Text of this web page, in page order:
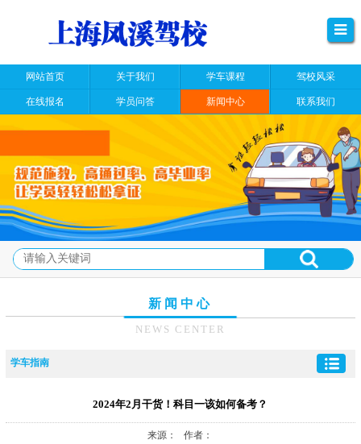
网站首页 关于我们 学车课程 驾校风采
在线报名 学员问答 新闻中心 联系我们
新闻中心
NEWS CENTER
学车指南
2024年2月干货！科目一该如何备考？
来源： 作者：